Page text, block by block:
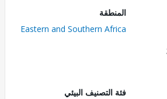
Eastern and Southern Africa
فئة التصنيف البيئي